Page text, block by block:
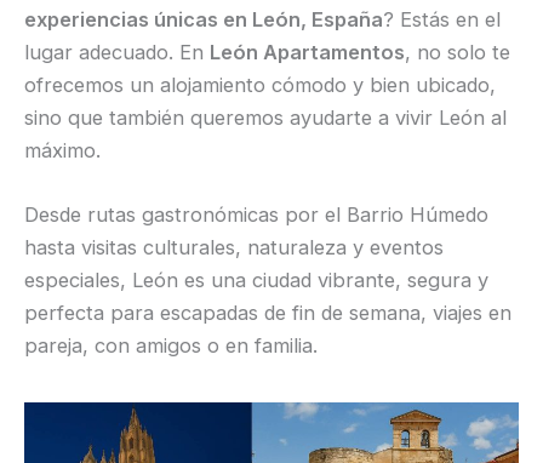
experiencias únicas en León, España? Estás en el
lugar adecuado. En León Apartamentos, no solo te
ofrecemos un alojamiento cómodo y bien ubicado,
sino que también queremos ayudarte a vivir León al
máximo.
Desde rutas gastronómicas por el Barrio Húmedo
hasta visitas culturales, naturaleza y eventos
especiales, León es una ciudad vibrante, segura y
perfecta para escapadas de fin de semana, viajes en
pareja, con amigos o en familia.